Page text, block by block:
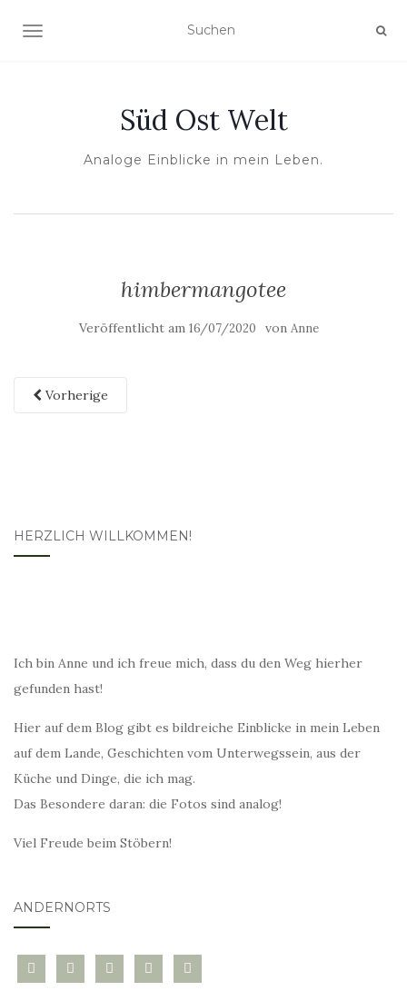
NAVIGATION UMSCHALTEN
Süd Ost Welt
Analoge Einblicke in mein Leben.
himbermangotee
Veröffentlicht am 16/07/2020 von Anne
Vorherige
HERZLICH WILLKOMMEN!
Ich bin Anne und ich freue mich, dass du den Weg hierher
gefunden hast!
Hier auf dem Blog gibt es bildreiche Einblicke in mein Leben
auf dem Lande, Geschichten vom Unterwegssein, aus der
Küche und Dinge, die ich mag.
Das Besondere daran: die Fotos sind analog!
Viel Freude beim Stöbern!
ANDERNORTS
bloglovininstagramtwitter pinterest
mail